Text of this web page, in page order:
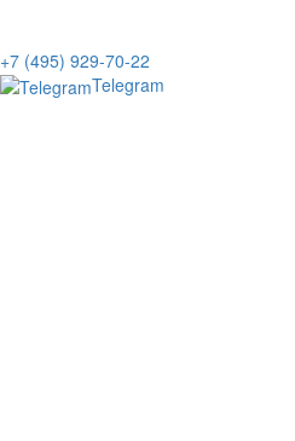
+7 (495) 929-70-22
Telegram